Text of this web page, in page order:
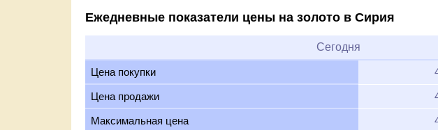
Ежедневные показатели цены на золото в Сирия
Сегодня
Цена покупки
Цена продажи
Максимальная цена